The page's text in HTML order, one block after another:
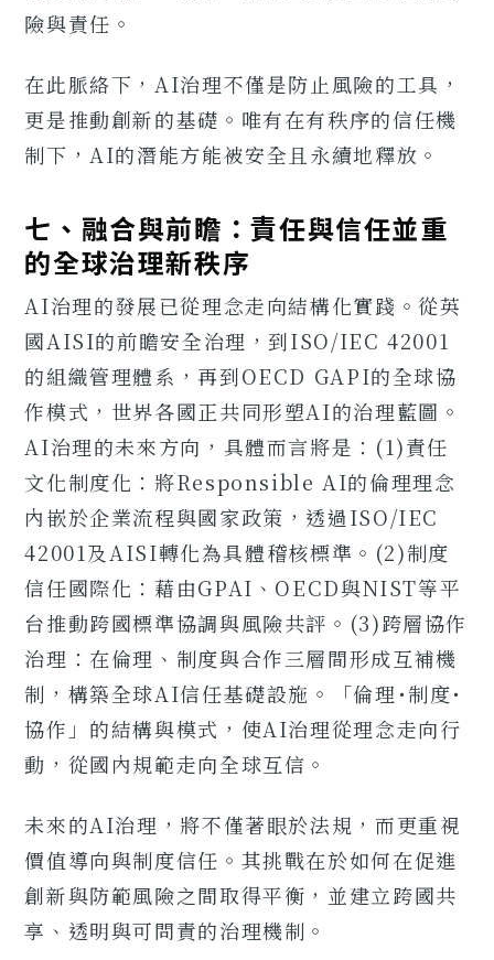
險與責任。
在此脈絡下，AI治理不僅是防止風險的工具，
更是推動創新的基礎。唯有在有秩序的信任機
制下，AI的潛能方能被安全且永續地釋放。
七、融合與前瞻：責任與信任並重
的全球治理新秩序
AI治理的發展已從理念走向結構化實踐。從英
國AISI的前瞻安全治理，到ISO/IEC 42001
的組織管理體系，再到OECD GAPI的全球協
作模式，世界各國正共同形塑AI的治理藍圖。
AI治理的未來方向，具體而言將是：(1)責任
文化制度化：將Responsible AI的倫理理念
內嵌於企業流程與國家政策，透過ISO/IEC
42001及AISI轉化為具體稽核標準。(2)制度
信任國際化：藉由GPAI、OECD與NIST等平
台推動跨國標準協調與風險共評。(3)跨層協作
治理：在倫理、制度與合作三層間形成互補機
制，構築全球AI信任基礎設施。「倫理･制度･
協作」的結構與模式，使AI治理從理念走向行
動，從國內規範走向全球互信。
未來的AI治理，將不僅著眼於法規，而更重視
價值導向與制度信任。其挑戰在於如何在促進
創新與防範風險之間取得平衡，並建立跨國共
享、透明與可問責的治理機制。